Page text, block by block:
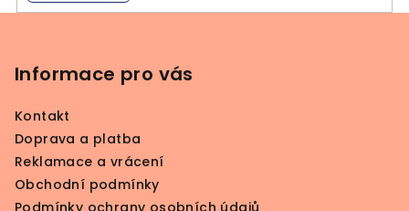
Informace pro vás
Kontakt
Doprava a platba
Reklamace a vrácení
Obchodní podmínky